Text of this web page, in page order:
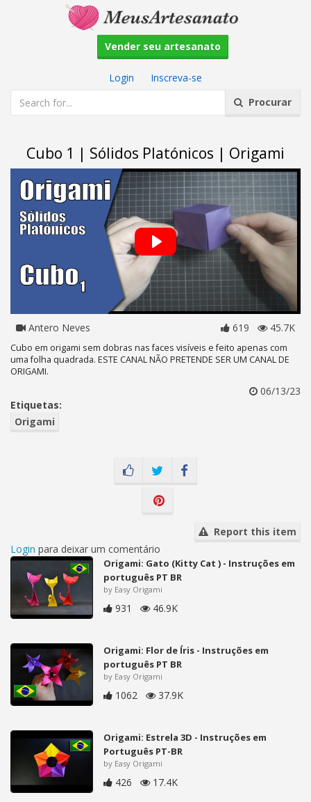
Vender seu artesanato
Login
Inscreva-se
Procurar
Cubo 1 | Sólidos Platónicos | Origami
Antero Neves 619 45.7K
Cubo em origami sem dobras nas faces visíveis e feito apenas com
uma folha quadrada. ESTE CANAL NÃO PRETENDE SER UM CANAL DE
ORIGAMI.
06/13/23
Etiquetas:
Origami
Report this item
Login para deixar um comentário
Origami: Gato (Kitty Cat ) - Instruções em
português PT BR
by Easy Origami
931 46.9K
Origami: Flor de Íris - Instruções em
português PT BR
by Easy Origami
1062 37.9K
Origami: Estrela 3D - Instruções em
Português PT-BR
by Easy Origami
426 17.4K